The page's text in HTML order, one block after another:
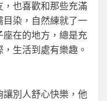
也喜歡和那些充滿
染，自然練就了一
在的地方，總是充
生活到處有樂趣。
別人舒心快樂，他